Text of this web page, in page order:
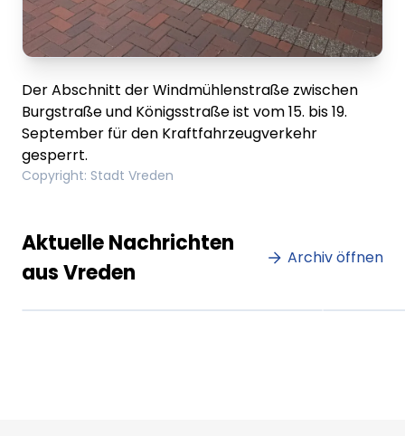
Der Abschnitt der Windmühlenstraße zwischen
Burgstraße und Königsstraße ist vom 15. bis 19.
September für den Kraftfahrzeugverkehr
gesperrt.
Copyright: Stadt Vreden
Aktuelle Nachrichten
aus Vreden
Archiv öffnen
Lorem ipsum Lorem ipsum